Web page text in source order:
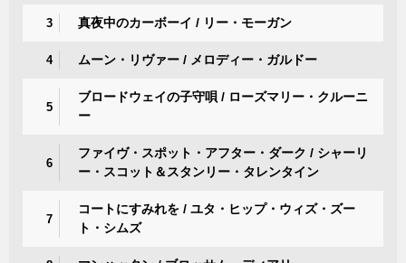
3 真夜中のカーボーイ / リー・モーガン
4 ムーン・リヴァー / メロディー・ガルドー
5
ブロードウェイの子守唄 / ローズマリー・クルーニ
ー
6
ファイヴ・スポット・アフター・ダーク / シャーリ
ー・スコット＆スタンリー・タレンタイン
7
コートにすみれを / ユタ・ヒップ・ウィズ・ズー
ト・シムズ